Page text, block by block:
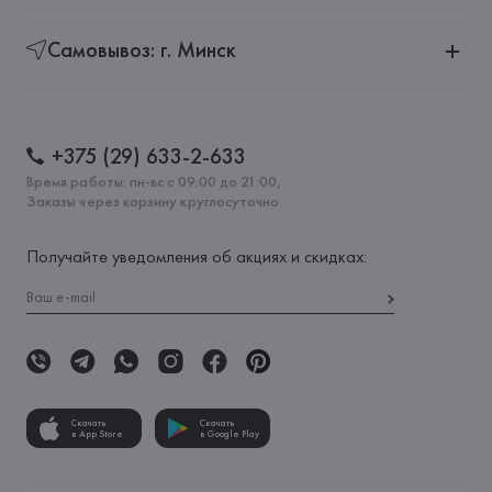
Самовывоз: г. Минск
+375 (29) 633-2-633
Время работы: пн-вс с 09:00 до 21:00,
Заказы через корзину круглосуточно
Получайте уведомления об акциях и скидках:
Скачать
в App Store
Скачать
в Google Play